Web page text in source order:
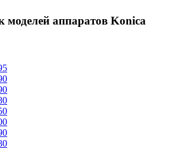
моделей аппаратов Konica